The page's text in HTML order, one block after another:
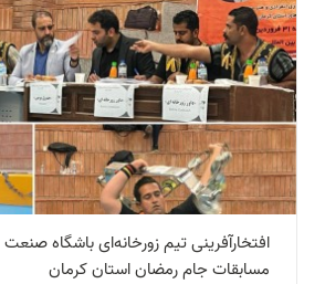
افتخارآفرینی تیم زورخانه‌ای باشگاه
مسابقات جام رمضان استان کرمان